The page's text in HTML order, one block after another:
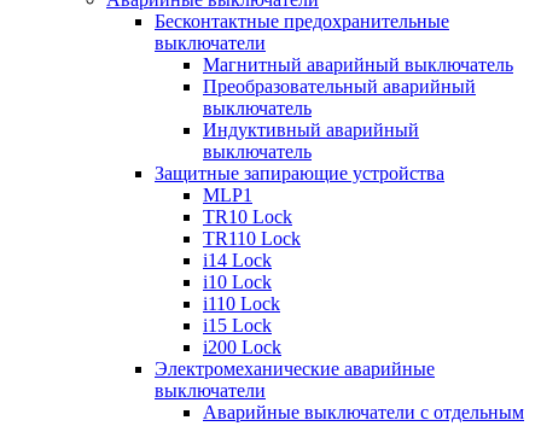
Бесконтактные предохранительные
выключатели
Магнитный аварийный выключатель
Преобразовательный аварийный
выключатель
Индуктивный аварийный
выключатель
Защитные запирающие устройства
MLP1
TR10 Lock
TR110 Lock
i14 Lock
i10 Lock
i110 Lock
i15 Lock
i200 Lock
Электромеханические аварийные
выключатели
Аварийные выключатели с отдельным